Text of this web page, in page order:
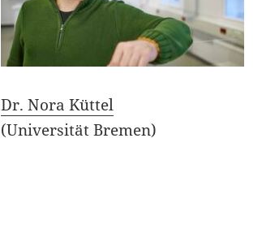
Dr. Nora Küttel
(Universität Bremen)